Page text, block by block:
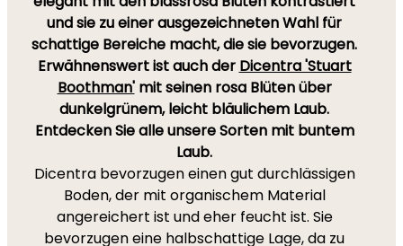
und sie zu einer ausgezeichneten Wahl für
schattige Bereiche macht, die sie bevorzugen.
Erwähnenswert ist auch der Dicentra 'Stuart
Boothman'mit seinen rosa Blüten über
dunkelgrünem, leicht bläulichem Laub.
Entdecken Sie alle unsere Sorten mit buntem
Laub.
Dicentra bevorzugen einen gut durchlässigen
Boden, der mit organischem Material
angereichert ist und eher feucht ist. Sie
bevorzugen eine halbschattige Lage, da zu